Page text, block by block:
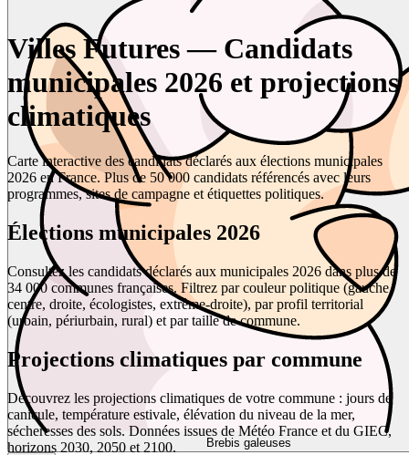
Brebis galeuses
Villes Futures — Candidats
municipales 2026 et projections
climatiques
Carte interactive des candidats déclarés aux élections municipales
2026 en France. Plus de 50 000 candidats référencés avec leurs
programmes, sites de campagne et étiquettes politiques.
Élections municipales 2026
Consultez les candidats déclarés aux municipales 2026 dans plus de
34 000 communes françaises. Filtrez par couleur politique (gauche,
centre, droite, écologistes, extrême-droite), par profil territorial
(urbain, périurbain, rural) et par taille de commune.
Projections climatiques par commune
Découvrez les projections climatiques de votre commune : jours de
canicule, température estivale, élévation du niveau de la mer,
sécheresses des sols. Données issues de Météo France et du GIEC,
horizons 2030, 2050 et 2100.